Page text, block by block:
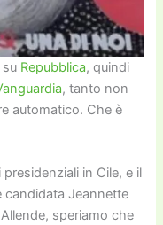
Repubblica, quindi
, tanto non
automatico. Che è
in Cile, e il
candidata Jeannette
speriamo che